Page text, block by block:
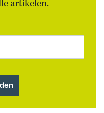
artikelen.